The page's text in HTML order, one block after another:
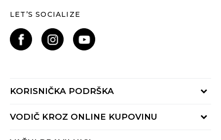
LET’S SOCIALIZE
KORISNIČKA PODRŠKA
Provjeri status porudžbine
VODIČ KROZ ONLINE KUPOVINU
Načini isporuke